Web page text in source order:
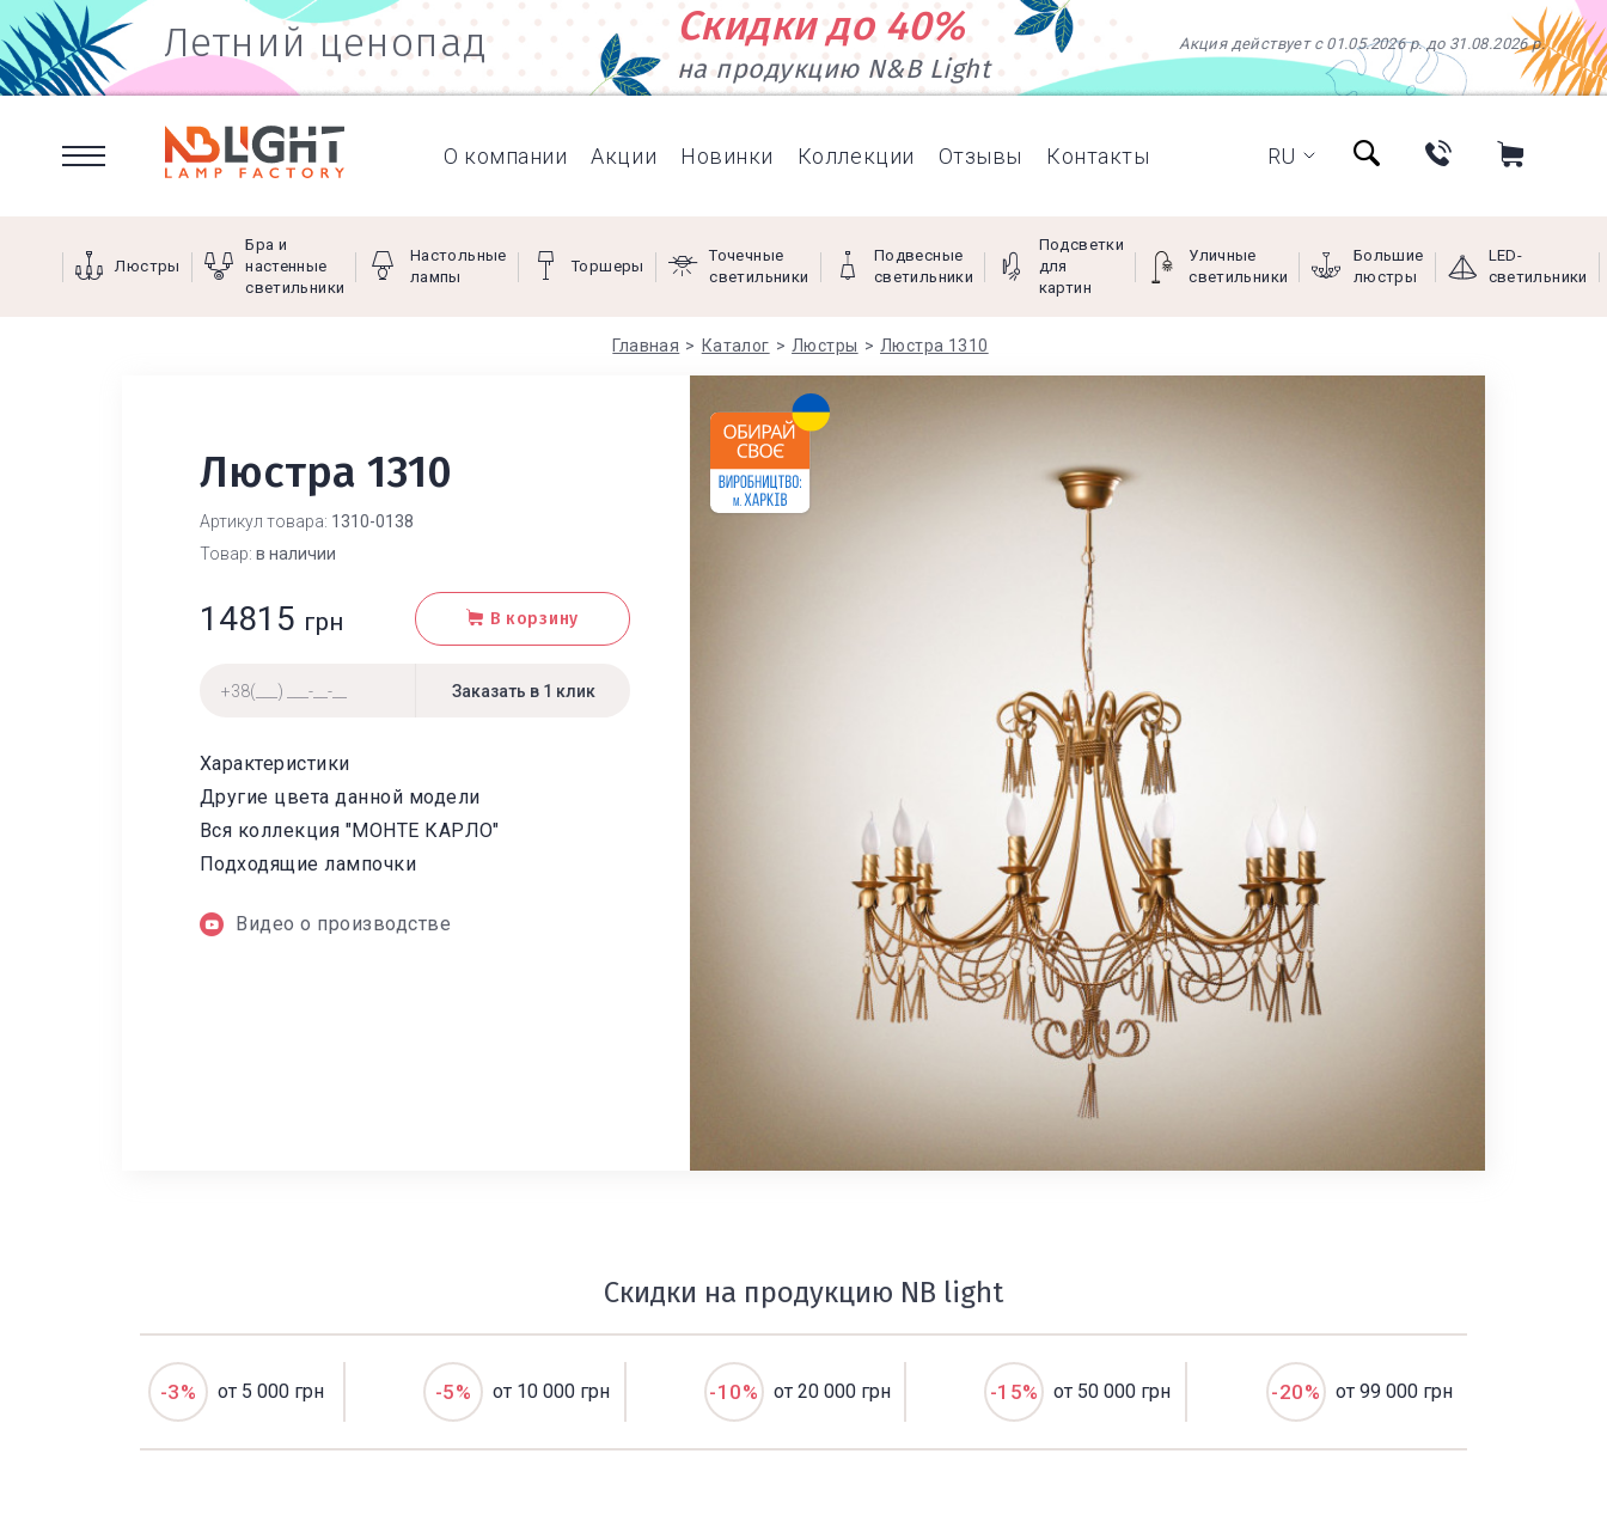
Летний ценопад Скидки до 40%
на продукцию N&B Light
Акция действует с 01.05.2026 р. до 31.08.2026 р.
О компании Акции Новинки Коллекции Отзывы Контакты RU
+38 (097) 966-77-66
Люстры
Бра и
настенные
светильники
Настольные
лампы
Торшеры
Точечные
светильники
Подвесные
светильники
Подсветки
для
картин
Уличные
светильники
Большие
люстры
LED-
светильники
Главная Каталог Люстры Люстра 1310
Люстра 1310
Артикул товара: 1310-0138
Товар: в наличии
14815 грн В корзину
Характеристики
Другие цвета данной модели
Вся коллекция "МОНТЕ КАРЛО"
Подходящие лампочки
Видео о производстве
Скидки на продукцию NB light
-3% от 5 000 грн -5% от 10 000 грн -10% от 20 000 грн -15% от 50 000 грн -20% от 99 000 грн